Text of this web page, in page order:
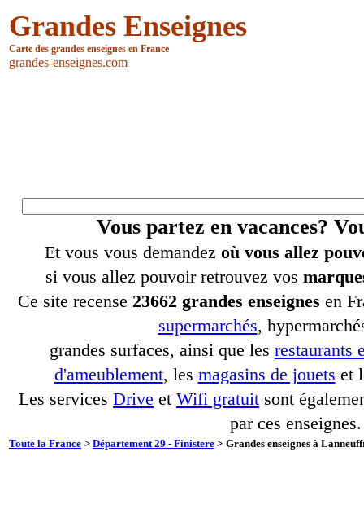
Grandes Enseignes
Carte des grandes enseignes en France
grandes-enseignes.com
Vous partez en vacances?
Et vous vous demandez où vous allez
si vous allez pouvoir retrouvez vos
Ce site recense 23662 grandes enseignes en
supermarchés,
grandes surfaces, ainsi que les restaurants
d'ameublement, les magasins de jouets et
Les services Drive et Wifi gratuit sont
par ces enseignes.
Toute la France > Département 29 - Finistere > Grandes enseignes à